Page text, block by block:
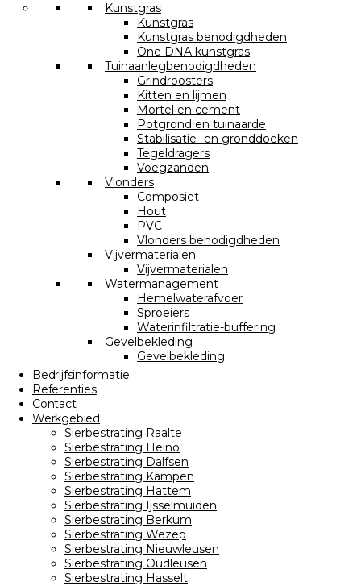
Kunstgras
Kunstgras
Kunstgras benodigdheden
One DNA kunstgras
Tuinaanlegbenodigdheden
Grindroosters
Kitten en lijmen
Mortel en cement
Potgrond en tuinaarde
Stabilisatie- en gronddoeken
Tegeldragers
Voegzanden
Vlonders
Composiet
Hout
PVC
Vlonders benodigdheden
Vijvermaterialen
Vijvermaterialen
Watermanagement
Hemelwaterafvoer
Sproeiers
Waterinfiltratie-buffering
Gevelbekleding
Gevelbekleding
Bedrijfsinformatie
Referenties
Contact
Werkgebied
Sierbestrating Raalte
Sierbestrating Heino
Sierbestrating Dalfsen
Sierbestrating Kampen
Sierbestrating Hattem
Sierbestrating Ijsselmuiden
Sierbestrating Berkum
Sierbestrating Wezep
Sierbestrating Nieuwleusen
Sierbestrating Oudleusen
Sierbestrating Hasselt